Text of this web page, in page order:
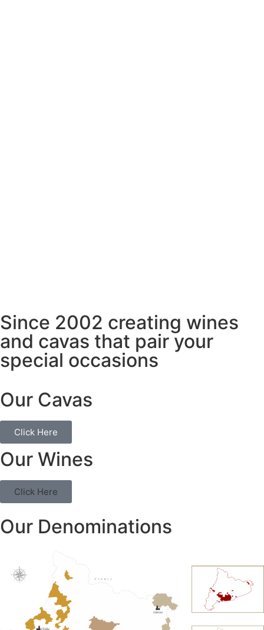
Since 2002 creating wines
and cavas that pair your
special occasions
Our Cavas
Click Here
Our Wines
Click Here
Our Denominations